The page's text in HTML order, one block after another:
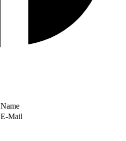
Name
E-Mail